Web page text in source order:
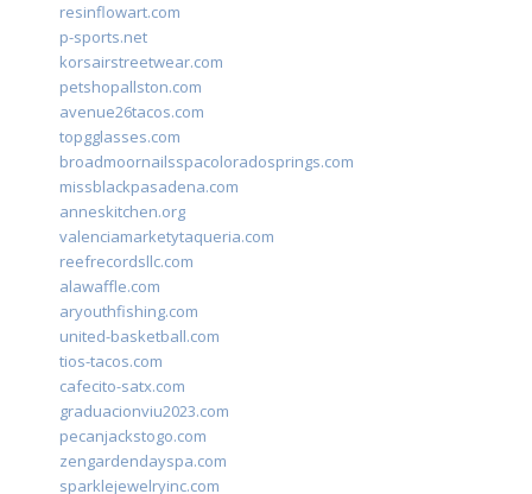
resinflowart.com
p-sports.net
korsairstreetwear.com
petshopallston.com
avenue26tacos.com
topgglasses.com
broadmoornailsspacoloradosprings.com
missblackpasadena.com
anneskitchen.org
valenciamarketytaqueria.com
reefrecordsllc.com
alawaffle.com
aryouthfishing.com
united-basketball.com
tios-tacos.com
cafecito-satx.com
graduacionviu2023.com
pecanjackstogo.com
zengardendayspa.com
sparklejewelryinc.com